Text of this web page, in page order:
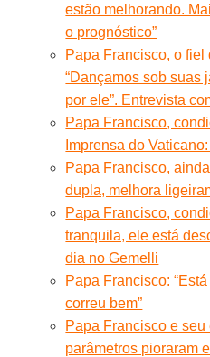
estão melhorando.
o prognóstico”
Papa Francisco, o fiel
“Dançamos sob suas
por ele”. Entrevista
Papa Francisco,
Imprensa do
Papa Francisco,
dupla, melhora
Papa Francisco,
tranquila, ele está
dia no Gemelli
Papa Francisco:
correu bem”
Papa Francisco e seu
parâmetros pioraram